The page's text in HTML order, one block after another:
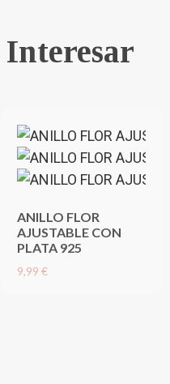
ANILLO FLOR
AJUSTABLE CON
PLATA 925
9,99 €